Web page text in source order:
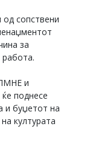
сопствени
за
и
поднесе
и буџетот на
културата